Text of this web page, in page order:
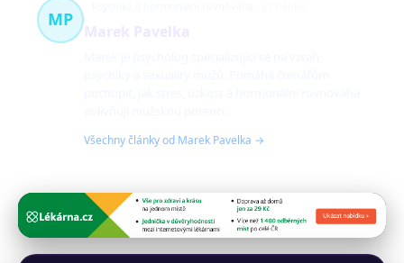
MP
Všechny články od Marek Pavelka →